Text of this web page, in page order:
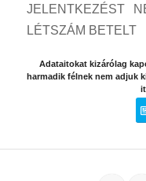
JELENTKEZÉST
LÉTSZÁM BETELT
Adataitokat kizárólag
harmadik félnek nem adjuk